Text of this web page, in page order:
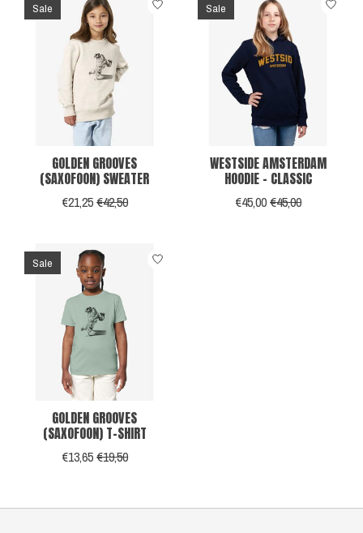
Sale
GOLDEN GROOVES
(SAXOFOON) SWEATER
€21,25€42,50
Sale
WESTSIDE AMSTERDAM
HOODIE - CLASSIC
€45,00€45,00
Sale
GOLDEN GROOVES
(SAXOFOON) T-SHIRT
€13,65€19,50